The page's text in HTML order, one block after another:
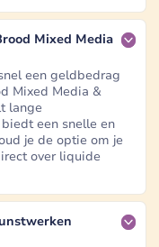
Mixed Media
een geldbedrag
Mixed Media &
lange
een snelle en
je de optie om je
over liquide